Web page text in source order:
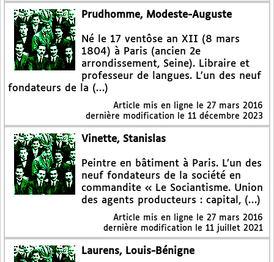
Prudhomme, Modeste-Auguste
Né le 17 ventôse an XII (8 mars
1804) à Paris (ancien 2e
arrondissement, Seine). Libraire et
professeur de langues. L’un des neuf
fondateurs de la (…)
Article mis en ligne le 27 mars 2016
dernière modification le 11 décembre 2023
Vinette, Stanislas
Peintre en bâtiment à Paris. L’un des
neuf fondateurs de la société en
commandite « Le Sociantisme. Union
des agents producteurs : capital, (…)
Article mis en ligne le 27 mars 2016
dernière modification le 11 juillet 2021
Laurens, Louis-Bénigne